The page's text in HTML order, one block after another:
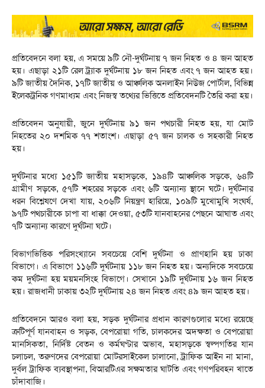
প্রতিবেদনে বলা হয়, এ সময়ে ৯টি নৌ-দুর্ঘটনায় ৭ জন নিহত ও ৪ জন আহত
হয়। এছাড়া ২১টি রেল ট্র্যাক দুর্ঘটনায় ১৮ জন নিহত এবং ৭ জন আহত হয়।
৯টি জাতীয় দৈনিক, ১৭টি জাতীয় ও আঞ্চলিক অনলাইন নিউজ পোর্টাল, বিভিন্ন
ইলেকট্রনিক গণমাধ্যম এবং নিজস্ব তথ্যের ভিত্তিতে প্রতিবেদনটি তৈরি করা হয়।
প্রতিবেদন অনুযায়ী, জুনে দুর্ঘটনায় ৯১ জন পথচারী নিহত হয়, যা মোট
নিহতের ২০ দশমিক ৭৭ শতাংশ। এছাড়া ৫৭ জন চালক ও সহকারী নিহত
হয়।
দুর্ঘটনার মধ্যে ১৫১টি জাতীয় মহাসড়কে, ১৯৪টি আঞ্চলিক সড়কে, ৬৪টি
গ্রামীণ সড়কে, ৫৭টি শহরের সড়কে এবং ৬টি অন্যান্য স্থানে ঘটে। দুর্ঘটনার
ধরন বিশ্লেষণে দেখা যায়, ২০৬টি নিয়ন্ত্রণ হারিয়ে, ১০৯টি মুখোমুখি সংঘর্ষ,
৯৭টি পথচারীকে চাপা বা ধাক্কা দেওয়া, ৫৩টি যানবাহনের পেছনে আঘাত এবং
৭টি অন্যান্য কারণে দুর্ঘটনা ঘটে।
বিভাগভিত্তিক পরিসংখ্যানে সবচেয়ে বেশি দুর্ঘটনা ও প্রাণহানি হয় ঢাকা
বিভাগে। এ বিভাগে ১১৬টি দুর্ঘটনায় ১১৮ জন নিহত হয়। অন্যদিকে সবচেয়ে
কম দুর্ঘটনা হয় ময়মনসিংহ বিভাগে। সেখানে ১৯টি দুর্ঘটনায় ১৬ জন নিহত
হয়। রাজধানী ঢাকায় ৩২টি দুর্ঘটনায় ২৪ জন নিহত এবং ৪৯ জন আহত হয়।
প্রতিবেদনে আরও বলা হয়, সড়ক দুর্ঘটনার প্রধান কারণগুলোর মধ্যে রয়েছে
ত্রুটিপূর্ণ যানবাহন ও সড়ক, বেপরোয়া গতি, চালকদের অদক্ষতা ও বেপরোয়া
মানসিকতা, নির্দিষ্ট বেতন ও কর্মঘণ্টার অভাব, মহাসড়কে স্বল্পগতির যান
চলাচল, তরুণদের বেপরোয়া মোটরসাইকেল চালানো, ট্রাফিক আইন না মানা,
দুর্বল ট্রাফিক ব্যবস্থাপনা, বিআরটিএর সক্ষমতার ঘাটতি এবং গণপরিবহন খাতে
চাঁদাবাজি।